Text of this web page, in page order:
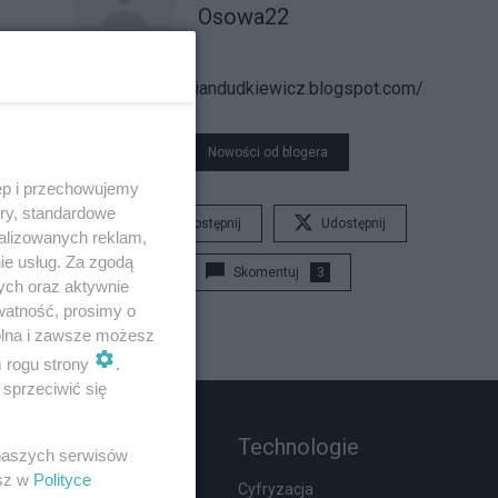
Osowa22
https://adriandudkiewicz.blogspot.com/
Nowości od blogera
Udostępnij Udostępnij
Skomentuj 3
Rozmaitości
Zdrowie
Technologie
Cyfryzacja
i przechowujemy
standardowe
reklam,
usług. Za zgodą
oraz aktywnie
prosimy o
i zawsze możesz
rogu strony
.
się
serwisów
w Polityce